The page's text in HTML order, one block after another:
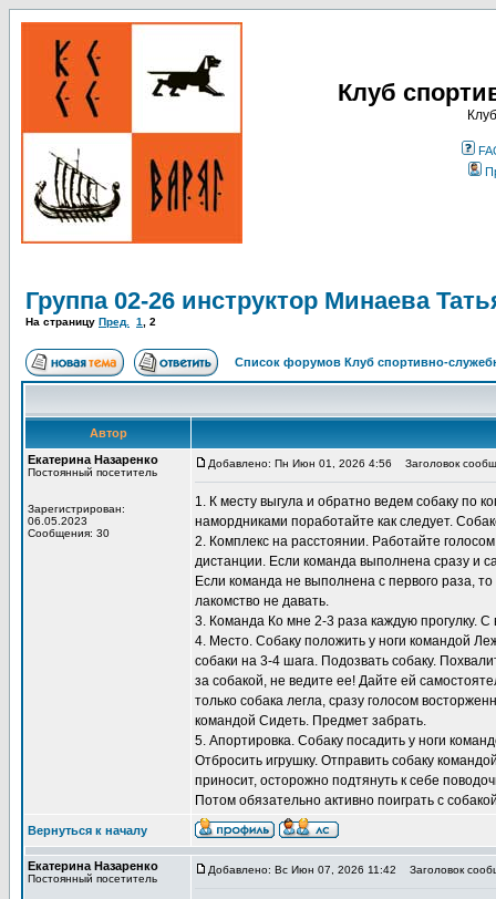
Клуб
Группа 02-26 инструктор Минаева
На страницу Пред. 1 2
Список форумов Клуб спортивно-
Автор
Екатерина Назаренко
Постоянный посетитель
Зарегистрирован:
06.05.2023
Сообщения: 30
Добавлено: Пн Июн 01, 2026 4:56 Заголовок
1. К месту выгула и обратно ведем собаку по
намордниками поработайте как следует.
2. Комплекс на расстоянии. Работайте
дистанции. Если команда выполнена сразу и
Если команда не выполнена с первого раза,
лакомство не давать.
3. Команда Ко мне 2-3 раза каждую прогулку.
4. Место. Собаку положить у ноги командой
собаки на 3-4 шага. Подозвать собаку.
за собакой, не ведите ее! Дайте ей
только собака легла, сразу голосом
командой Сидеть. Предмет забрать.
5. Апортировка. Собаку посадить у ноги
Отбросить игрушку. Отправить собаку
приносит, осторожно подтянуть к себе
Потом обязательно активно поиграть с
Вернуться к началу
Екатерина Назаренко
Постоянный посетитель
Добавлено: Вс Июн 07, 2026 11:42 Заголовок